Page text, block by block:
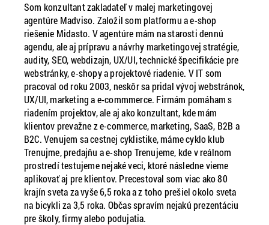
Som konzultant zakladateľ v malej marketingovej
agentúre Madviso. Založil som platformu a e-shop
riešenie Midasto. V agentúre mám na starosti dennú
agendu, ale aj prípravu a návrhy marketingovej stratégie,
audity, SEO, webdizajn, UX/UI, technické špecifikácie pre
webstránky, e-shopy a projektové riadenie. V IT som
pracoval od roku 2003, neskôr sa pridal vývoj webstránok,
UX/UI, marketing a e-commmerce. Firmám pomáham s
riadením projektov, ale aj ako konzultant, kde mám
klientov prevažne z e-commerce, marketing, SaaS, B2B a
B2C. Venujem sa cestnej cyklistike, máme cyklo klub
Trenujme, predajňu a e-shop Trenujeme, kde v reálnom
prostredí testujeme nejaké veci, ktoré následne vieme
aplikovať aj pre klientov. Precestoval som viac ako 80
krajín sveta za vyše 6,5 roka a z toho prešiel okolo sveta
na bicykli za 3,5 roka. Občas spravím nejakú prezentáciu
pre školy, firmy alebo podujatia.